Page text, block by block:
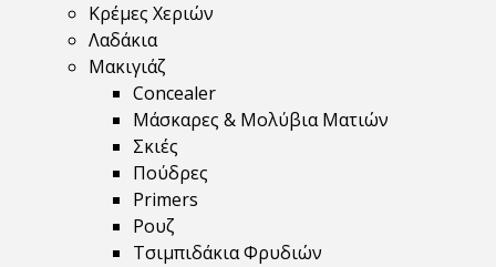
Κρέμες Χεριών
Λαδάκια
Μακιγιάζ
Concealer
Μάσκαρες & Μολύβια Ματιών
Σκιές
Πούδρες
Primers
Ρουζ
Τσιμπιδάκια Φρυδιών